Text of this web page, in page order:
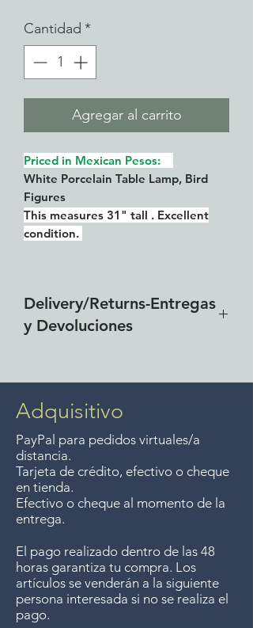
Cantidad *
Agregar al carrito
Priced in Mexican Pesos:
White Porcelain Table Lamp, Bird
Figures
This measures 31" tall . Excellent
condition.
Delivery/Returns-Entregas
y Devoluciones
Chapala area for combined
purchases of $4000 pesos or
more. We accept returns up to
7 days after the sale unless the
items are sale priced, sorry, no
returns on sale items. We
previously delivered to
Guadalajara for free but we no
longer offer that service.
Entrega gratis en toda la zona
del Lago de Chapala por
Adquisitivo
PayPal para pedidos virtuales/a
distancia.
Tarjeta de crédito, efectivo o cheque
en tienda.
Efectivo o cheque al momento de la
entrega.
El pago realizado dentro de las 48
horas garantiza tu compra. Los
artículos se venderán a la siguiente
persona interesada si no se realiza el
pago.